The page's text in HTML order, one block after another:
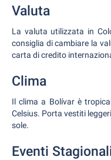
Valuta
La valuta utilizzata in
consiglia di cambiare la
carta di credito
Clima
Il clima a Bolívar è
Celsius. Porta vestiti
sole.
Eventi